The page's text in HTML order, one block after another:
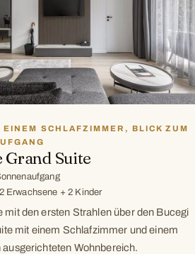
EINEM SCHLAFZIMMER, BLICK ZUM
Grand Suite
2 Erwachsene + 2 Kinder
mit den ersten Strahlen über den Bucegi
mit einem Schlafzimmer und einem
ausgerichteten Wohnbereich.